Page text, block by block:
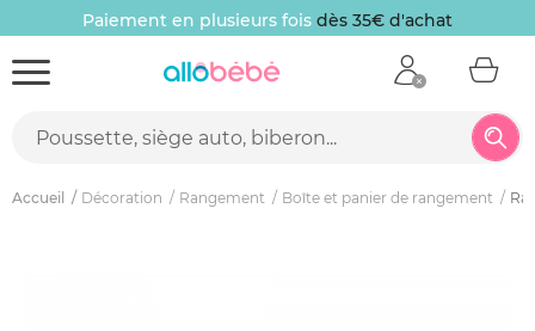
Paiement en plusieurs fois dès 35€ d'achat
Accueil Décoration Rangement Boîte et panier de rangement